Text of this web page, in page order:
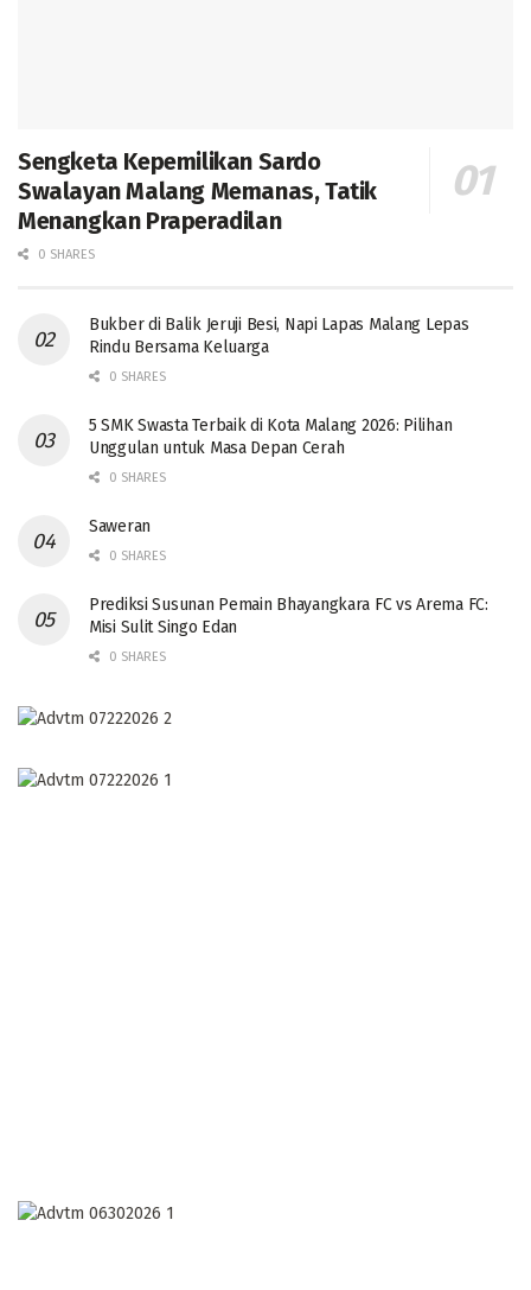
Sengketa Kepemilikan Sardo
Swalayan Malang Memanas, Tatik
Menangkan Praperadilan
0 SHARES
Bukber di Balik Jeruji Besi, Napi Lapas Malang Lepas
Rindu Bersama Keluarga
0 SHARES
5 SMK Swasta Terbaik di Kota Malang 2026: Pilihan
Unggulan untuk Masa Depan Cerah
0 SHARES
Saweran
0 SHARES
Prediksi Susunan Pemain Bhayangkara FC vs Arema FC:
Misi Sulit Singo Edan
0 SHARES